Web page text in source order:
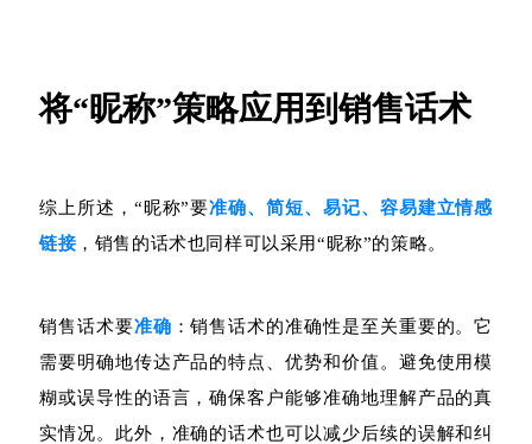
将“昵称”策略应用到销售话术
综上所述，“昵称”要准确、简短、易记、容易建立情感
链接，销售的话术也同样可以采用“昵称”的策略。
销售话术要准确 ：销售话术的准确性是至关重要的。它
需要明确地传达产品的特点、优势和价值。避免使用模
糊或误导性的语言，确保客户能够准确地理解产品的真
实情况。此外，准确的话术也可以减少后续的误解和纠